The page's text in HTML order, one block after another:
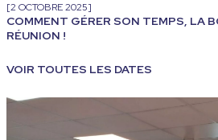
[2 OCTOBRE 2025]
COMMENT GÉRER SON TEMPS, LA
RÉUNION !
VOIR TOUTES LES DATES